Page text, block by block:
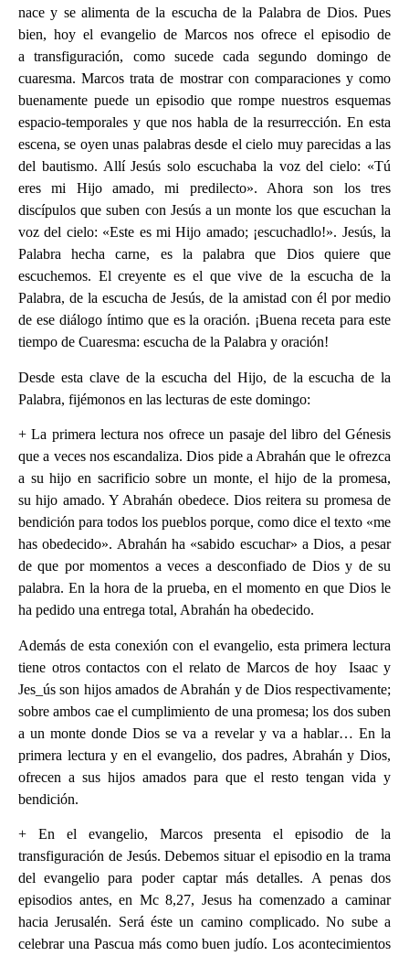
nace y se alimenta de la escucha de la Palabra de Dios. Pues
bien, hoy el evangelio de Marcos nos ofrece el episodio de
a transfiguración, como sucede cada segundo domingo de
cuaresma. Marcos trata de mostrar con comparaciones y como
buenamente puede un episodio que rompe nuestros esquemas
espacio-temporales y que nos habla de la resurrección. En esta
escena, se oyen unas palabras desde el cielo muy parecidas a las
del bautismo. Allí Jesús solo escuchaba la voz del cielo: «Tú
eres mi Hijo amado, mi predilecto». Ahora son los tres
discípulos que suben con Jesús a un monte los que escuchan la
voz del cielo: «Este es mi Hijo amado; ¡escuchadlo!». Jesús, la
Palabra hecha carne, es la palabra que Dios quiere que
escuchemos. El creyente es el que vive de la escucha de la
Palabra, de la escucha de Jesús, de la amistad con él por medio
de ese diálogo íntimo que es la oración. ¡Buena receta para este
tiempo de Cuaresma: escucha de la Palabra y oración!
‪Desde esta clave de la escucha del Hijo, de la escucha de la
Palabra, fijémonos en las lecturas de este domingo:
‪+ La primera lectura nos ofrece un pasaje del libro del Génesis
que a veces nos escandaliza. Dios pide a Abrahán que le ofrezca
a su hijo en sacrificio sobre un monte, el hijo de la promesa,
su hijo amado. Y Abrahán obedece. Dios reitera su promesa de
bendición para todos los pueblos porque, como dice el texto «me
has obedecido». Abrahán ha «sabido escuchar» a Dios, a pesar
de que por momentos a veces a desconfiado de Dios y de su
palabra. En la hora de la prueba, en el momento en que Dios le
ha pedido una entrega total, Abrahán ha obedecido.
‪Además de esta conexión con el evangelio, esta primera lectura
tiene otros contactos con el relato de Marcos de hoy Isaac y
Jes_ús son hijos amados de Abrahán y de Dios respectivamente;
sobre ambos cae el cumplimiento de una promesa; los dos suben
a un monte donde Dios se va a revelar y va a hablar… En la
primera lectura y en el evangelio, dos padres, Abrahán y Dios,
ofrecen a sus hijos amados para que el resto tengan vida y
bendición.
‪+ En el evangelio, Marcos presenta el episodio de la
transfiguración de Jesús. Debemos situar el episodio en la trama
del evangelio para poder captar más detalles. A penas dos
episodios antes, en Mc 8,27, Jesus ha comenzado a caminar
hacia Jerusalén. Será éste un camino complicado. No sube a
celebrar una Pascua más como buen judío. Los acontecimientos